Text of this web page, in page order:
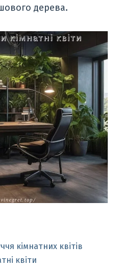
дерева.
кімнатних квітів
квіти